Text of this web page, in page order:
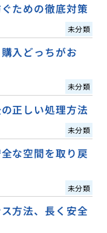
ための徹底対策
未分類
入どっちがお
未分類
正しい処理方法
未分類
な空間を取り戻
未分類
方法、長く安全